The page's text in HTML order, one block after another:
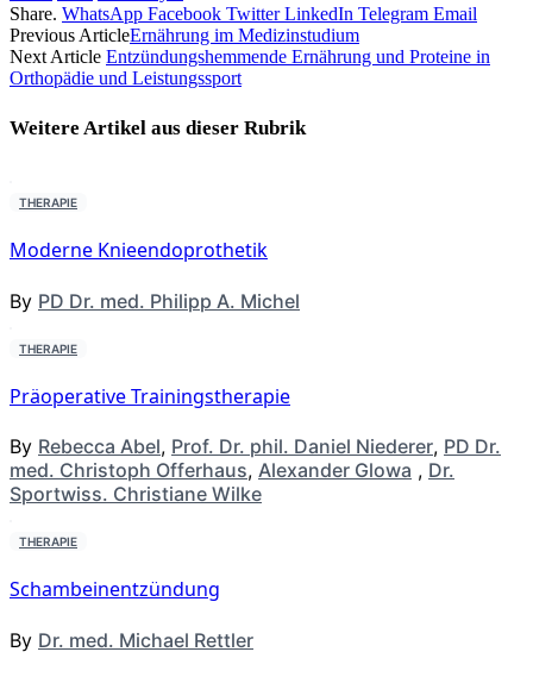
Share. WhatsApp Facebook Twitter LinkedIn Telegram Email
Previous ArticleErnährung im Medizinstudium
Next Article Entzündungshemmende Ernährung und Proteine in
Orthopädie und Leistungssport
Weitere Artikel aus dieser Rubrik
THERAPIE
Moderne Knieendoprothetik
By PD Dr. med. Philipp A. Michel
THERAPIE
Präoperative Trainingstherapie
By Rebecca Abel, Prof. Dr. phil. Daniel Niederer, PD Dr.
med. Christoph Offerhaus, Alexander Glowa , Dr.
Sportwiss. Christiane Wilke
THERAPIE
Schambeinentzündung
By Dr. med. Michael Rettler